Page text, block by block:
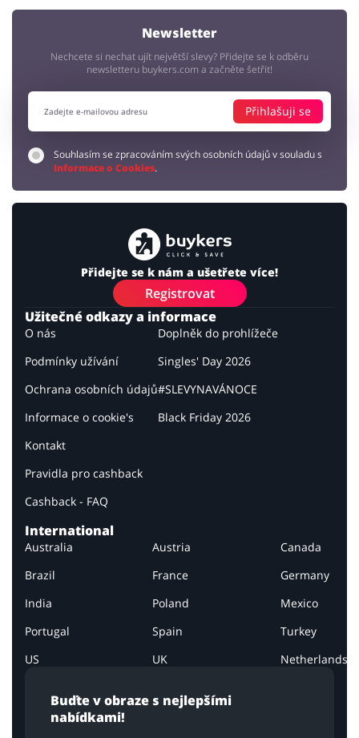
Newsletter
Nechcete si nechat ujít největší slevy? Přidejte se k odběru
newsletteru buykers.com a začněte šetřit!
Přihlašuji se
Souhlasím se zpracováním svých osobních údajů v souladu s
Informace o Cookies.
Přidejte se k nám a ušetřete více!
Registrovat
Buďte v obraze s nejlepšími
nabídkami!
Užitečné odkazy a informace
O nás
Podmínky užívání
Ochrana osobních údajů
Informace o cookie's
Kontakt
Pravidla pro cashback
Cashback - FAQ
Doplněk do prohlížeče
Singles' Day 2026
#SLEVYNAVÁNOCE
Black Friday 2026
International
Australia Austria
Canada
Brazil
France
Germany
India
Poland
Mexico
Portugal
Spain
Turkey
US
UK Netherlands